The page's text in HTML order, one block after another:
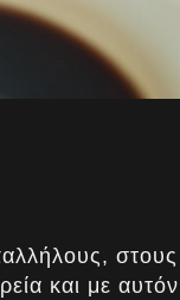
στους
και με